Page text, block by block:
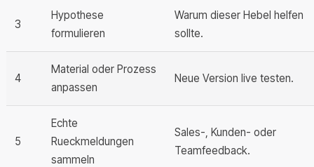
3
Hypothese
formulieren
Warum dieser Hebel helfen
sollte.
4
Material oder Prozess
anpassen
Neue Version live testen.
5
Echte
Rueckmeldungen
sammeln
Sales-, Kunden- oder
Teamfeedback.